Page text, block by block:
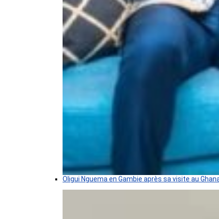
Oligui Nguema en Gambie après sa visite au